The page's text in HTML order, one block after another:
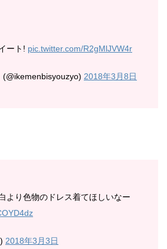
ート! pic.twitter.com/R2gMlJVW4r
2018年3月8日
より色物のドレス着てほしいなー
2018年3月3日